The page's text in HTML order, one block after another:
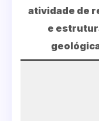
atividade de
e